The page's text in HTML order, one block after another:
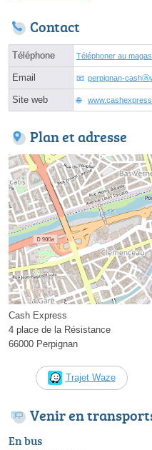
Contact
Téléphone Téléphoner au
Email perpignan-
Site web
Plan et adresse
Cash Express
4 place de la Résistance
66000 Perpignan
Trajet Waze
Venir en
En bus